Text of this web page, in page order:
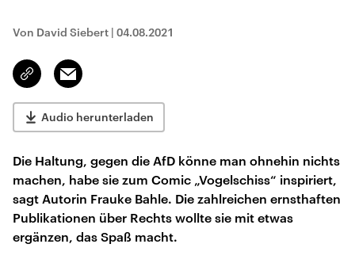
Von David Siebert | 04.08.2021
Link
kopieren/teilen
Email
Audio herunterladen
Die Haltung, gegen die AfD könne man ohnehin nichts
machen, habe sie zum Comic „Vogelschiss“ inspiriert,
sagt Autorin Frauke Bahle. Die zahlreichen ernsthaften
Publikationen über Rechts wollte sie mit etwas
ergänzen, das Spaß macht.